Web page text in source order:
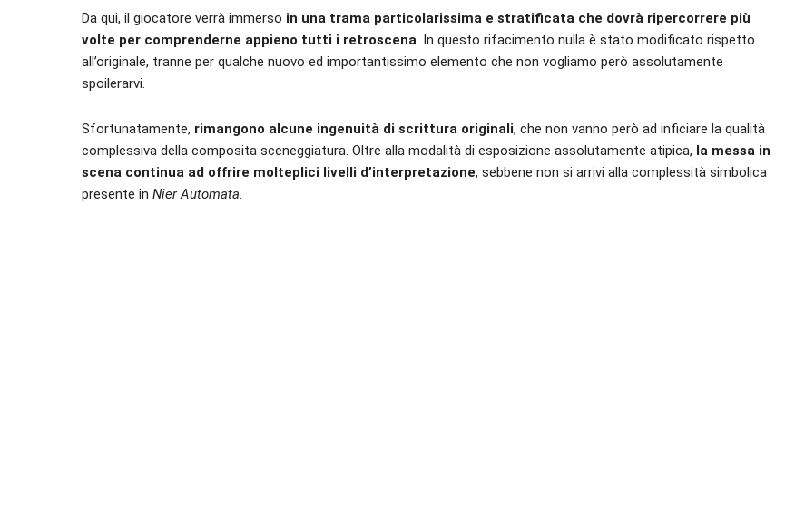
Da qui, il giocatore verrà immerso in una trama particolarissima e stratificata che dovrà ripercorrere più
volte per comprenderne appieno tutti i retroscena . In questo rifacimento nulla è stato modificato rispetto
all’originale, tranne per qualche nuovo ed importantissimo elemento che non vogliamo però assolutamente
spoilerarvi.
Sfortunatamente, rimangono alcune ingenuità di scrittura originali, che non vanno però ad inficiare la qualità
complessiva della composita sceneggiatura. Oltre alla modalità di esposizione assolutamente atipica, la messa in
scena continua ad offrire molteplici livelli d’interpretazione, sebbene non si arrivi alla complessità simbolica
presente in Nier Automata